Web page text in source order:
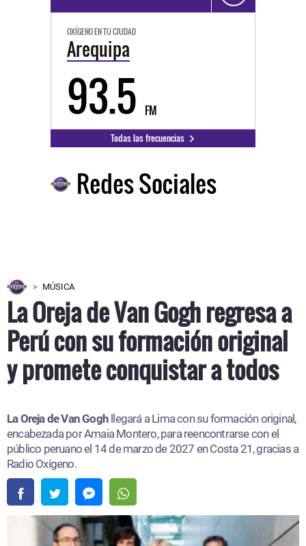
OXÍGENO EN TU CIUDAD
Arequipa
93.5 FM
Todas las frecuencias
Redes Sociales
MÚSICA
La Oreja de Van Gogh regresa a
Perú con su formación original
y promete conquistar a todos
La Oreja de Van Gogh llegará a Lima con su formación original,
encabezada por Amaia Montero, para reencontrarse con el
público peruano el 14 de marzo de 2027 en Costa 21, gracias a
Radio Oxígeno.